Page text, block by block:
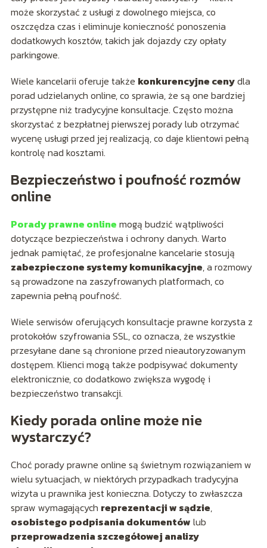
może skorzystać z usługi z dowolnego miejsca, co
oszczędza czas i eliminuje konieczność ponoszenia
dodatkowych kosztów, takich jak dojazdy czy opłaty
parkingowe.
Wiele kancelarii oferuje także konkurencyjne cenydla
porad udzielanych online, co sprawia, że są one bardziej
przystępne niż tradycyjne konsultacje. Często można
skorzystać z bezpłatnej pierwszej porady lub otrzymać
wycenę usługi przed jej realizacją, co daje klientowi pełną
kontrolę nad kosztami.
Bezpieczeństwo i poufność rozmów
online
Porady prawne online mogą budzić wątpliwości
dotyczące bezpieczeństwa i ochrony danych. Warto
jednak pamiętać, że profesjonalne kancelarie stosują
zabezpieczone systemy komunikacyjne, a rozmowy
są prowadzone na zaszyfrowanych platformach, co
zapewnia pełną poufność.
Wiele serwisów oferujących konsultacje prawne korzysta z
protokołów szyfrowania SSL, co oznacza, że wszystkie
przesyłane dane są chronione przed nieautoryzowanym
dostępem. Klienci mogą także podpisywać dokumenty
elektronicznie, co dodatkowo zwiększa wygodę i
bezpieczeństwo transakcji.
Kiedy porada online może nie
wystarczyć?
Choć porady prawne online są świetnym rozwiązaniem w
wielu sytuacjach, w niektórych przypadkach tradycyjna
wizyta u prawnika jest konieczna. Dotyczy to zwłaszcza
spraw wymagających reprezentacji w sądzie,
osobistego podpisania dokumentów lub
przeprowadzenia szczegółowej analizy